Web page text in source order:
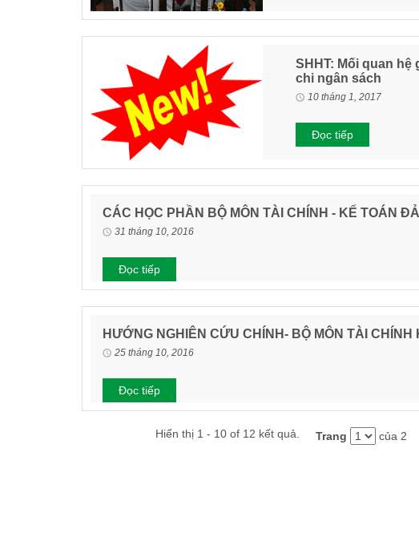
SHHT: Mối quan
chi ngân sách
10 tháng 1, 2017
Đọc tiếp
CÁC HỌC PHẦN BỘ MÔN TÀI CHÍNH - KẾ TOÁN
31 tháng 10, 2016
Đọc tiếp
HƯỚNG NGHIÊN CỨU CHÍNH- BỘ MÔN TÀI CHÍNH
25 tháng 10, 2016
Đọc tiếp
Hiển thị 1 - 10 of 12 kết quả. Trang của 2